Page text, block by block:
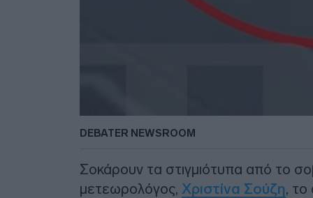
DEBATER NEWSROOM
Σοκάρουν τα στιγμιότυπα από το
μετεωρολόγος, Χριστίνα Σούζη, το